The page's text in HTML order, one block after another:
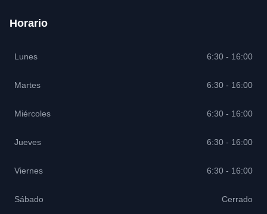
Horario
Lunes 6:30 - 16:00
Martes 6:30 - 16:00
Miércoles 6:30 - 16:00
Jueves 6:30 - 16:00
Viernes 6:30 - 16:00
Sábado Cerrado